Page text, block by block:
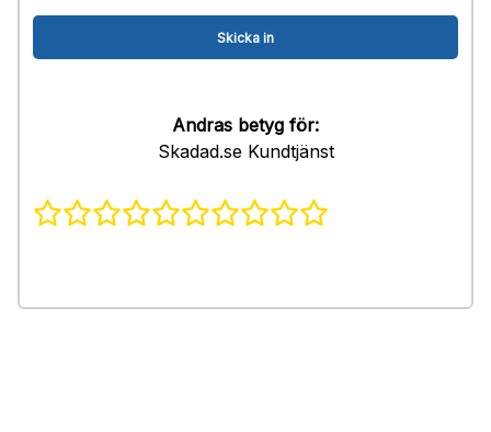
Andras betyg för:
Skadad.se Kundtjänst